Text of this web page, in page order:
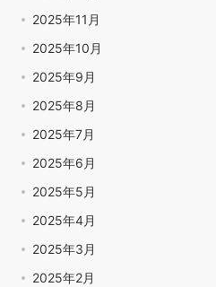
2025年11月
2025年10月
2025年9月
2025年8月
2025年7月
2025年6月
2025年5月
2025年4月
2025年3月
2025年2月